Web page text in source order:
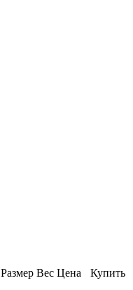
Размер Вес Цена Купить